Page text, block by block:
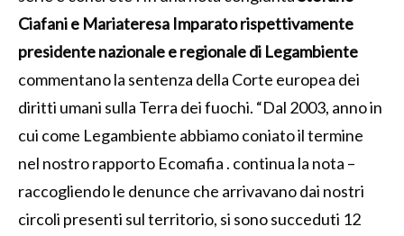
Ciafani e Mariateresa Imparato rispettivamente
presidente nazionale e regionale di Legambiente
commentano la sentenza della Corte europea dei
diritti umani sulla Terra dei fuochi. “Dal 2003, anno in
cui come Legambiente abbiamo coniato il termine
nel nostro rapporto Ecomafia . continua la nota –
raccogliendo le denunce che arrivavano dai nostri
circoli presenti sul territorio, si sono succeduti 12